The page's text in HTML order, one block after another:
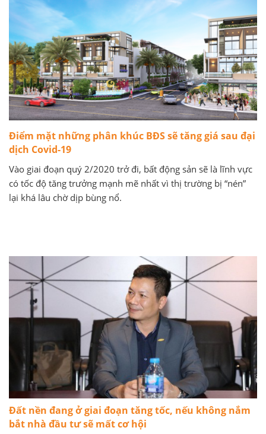
Điểm mặt những phân khúc BĐS sẽ tăng giá sau đại
dịch Covid-19
Vào giai đoạn quý 2/2020 trở đi, bất động sản sẽ là lĩnh vực
có tốc độ tăng trưởng mạnh mẽ nhất vì thị trường bị “nén”
lại khá lâu chờ dịp bùng nổ.
Đất nền đang ở giai đoạn tăng tốc, nếu không nắm
bắt nhà đầu tư sẽ mất cơ hội